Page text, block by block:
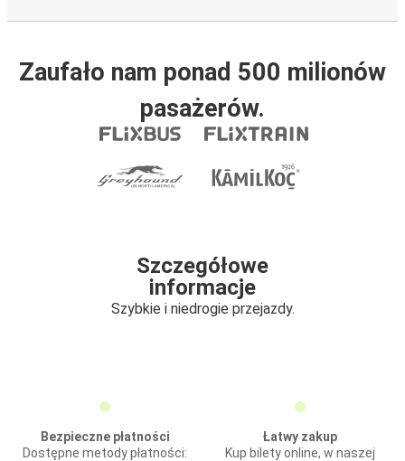
Zaufało nam ponad 500 milionów
pasażerów.
Szczegółowe
informacje
Szybkie i niedrogie przejazdy.
Bezpieczne płatności
Dostępne metody płatności:
Łatwy zakup
Kup bilety online, w naszej